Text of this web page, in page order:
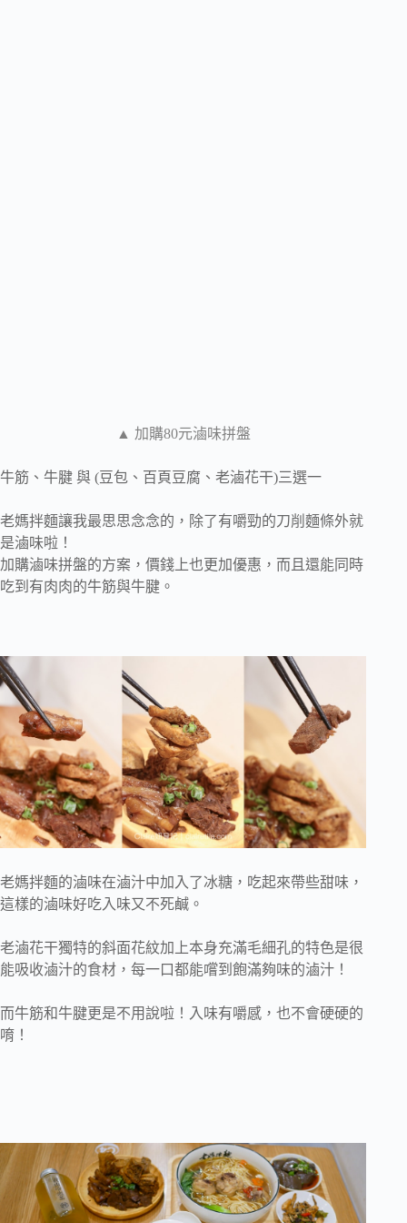
▲ 加購80元滷味拼盤
牛筋、牛腱 與 (豆包、百頁豆腐、老滷花干)三選一
老媽拌麵讓我最思思念念的，除了有嚼勁的刀削麵條外就
是滷味啦！
加購滷味拼盤的方案，價錢上也更加優惠，而且還能同時
吃到有肉肉的牛筋與牛腱。
老媽拌麵的滷味在滷汁中加入了冰糖，吃起來帶些甜味，
這樣的滷味好吃入味又不死鹹。
老滷花干獨特的斜面花紋加上本身充滿毛細孔的特色是很
能吸收滷汁的食材，每一口都能嚐到飽滿夠味的滷汁！
而牛筋和牛腱更是不用說啦！入味有嚼感，也不會硬硬的
唷！